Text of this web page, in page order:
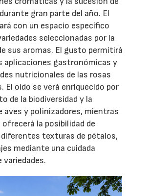
gran parte del año. El
con un espacio específico
seleccionadas por la
sus aromas. El gusto permitirá
aplicaciones gastronómicas y
nutricionales de las rosas
El oído se verá enriquecido por
de la biodiversidad y la
aves y polinizadores, mientras
la posibilidad de
texturas de pétalos,
mediante una cuidada
variedades.